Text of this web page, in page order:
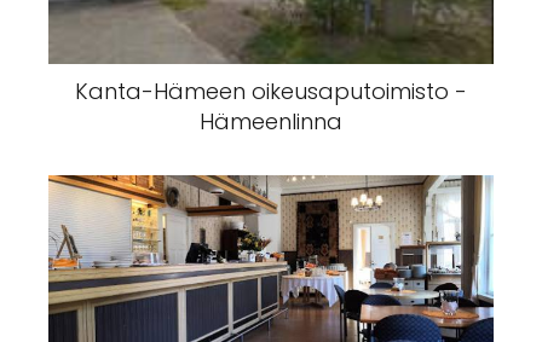
Kanta-Hämeen oikeusaputoimisto -
Hämeenlinna